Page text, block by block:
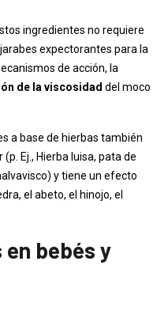
ingredientes no requiere
expectorantes para la
de acción, la
de la viscosidad del moco
a base de hierbas también
Ej., Hierba luisa, pata de
y tiene un efecto
el abeto, el hinojo, el
bebés y